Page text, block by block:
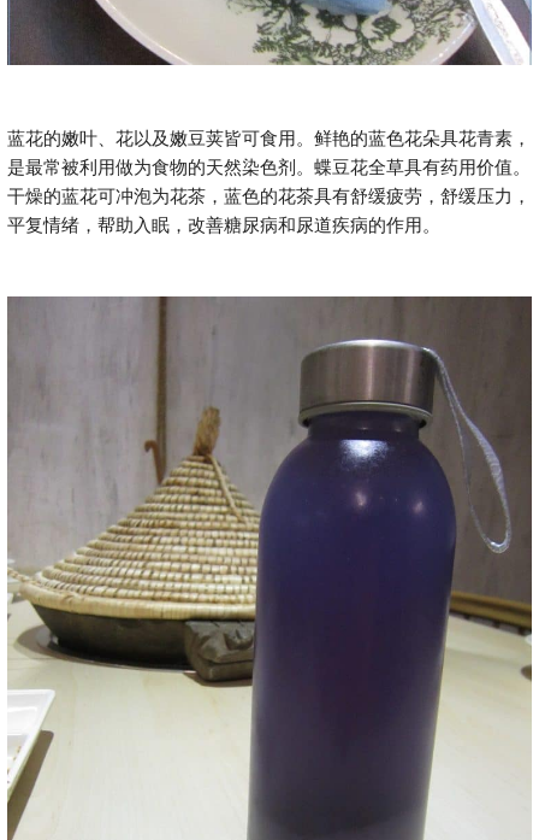
蓝花的嫩叶、花以及嫩豆荚皆可食用。鲜艳的蓝色花朵具花青素，
是最常被利用做为食物的天然染色剂。蝶豆花全草具有药用价值。
干燥的蓝花可冲泡为花茶，蓝色的花茶具有舒缓疲劳，舒缓压力，
平复情绪，帮助入眠，改善糖尿病和尿道疾病的作用。